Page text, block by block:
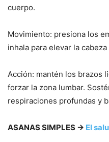
cuerpo.
Movimiento: presiona los
inhala para elevar la
Acción: mantén los brazos
forzar la zona lumbar.
respiraciones profundas y
ASANAS SIMPLES → El